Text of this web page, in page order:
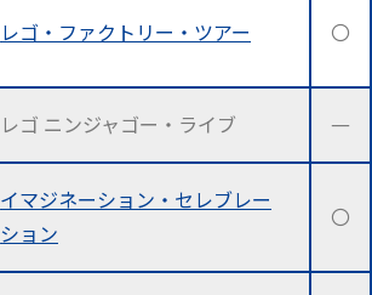
レゴ・ファクトリー・ツアー 〇
レゴ ニンジャゴー・ライブ ―
イマジネーション・セレブレー
ション
〇